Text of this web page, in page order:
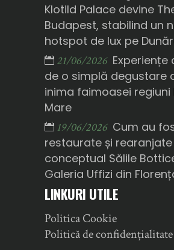
Klotild Palace devine
Budapest, stabilind un
hotspot de lux pe
21/06/2026 Experiențe
de o simplă degustare
inima faimoasei regiuni
Mare
19/06/2026 Cum au
restaurate și rearanjate
conceptual Sălile
Galeria Uffizi din
LINKURI UTILE
Politica Cookie
Politică de confidențialitate